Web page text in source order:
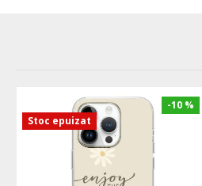
-10 %
Stoc epuizat